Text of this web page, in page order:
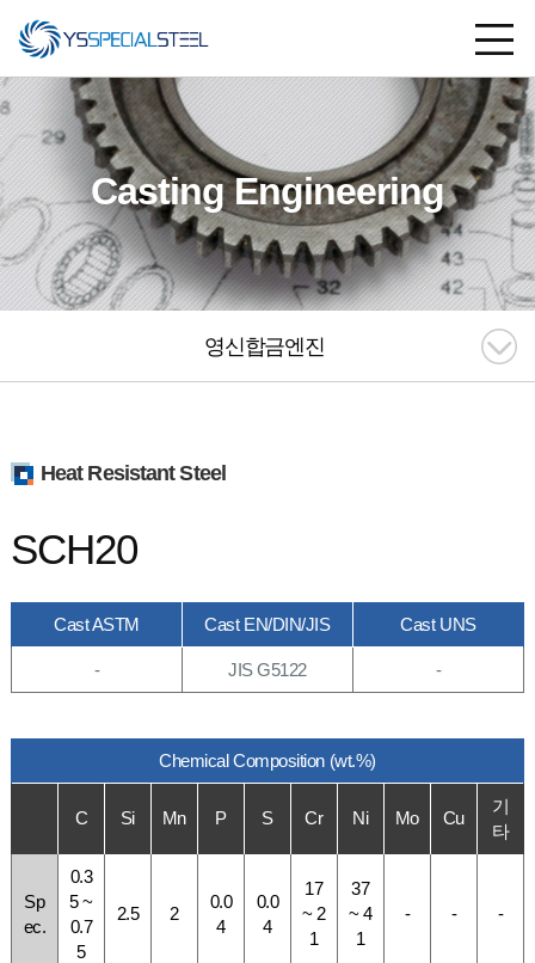
Casting Engineering
영신합금엔진
Heat Resistant Steel
SCH20
Cast ASTM Cast EN/DIN/JIS Cast UNS
- JIS G5122 -
Chemical Composition (wt.%)
C Si Mn P S Cr Ni Mo Cu
기
타
Sp
ec.
0.3
5 ~
0.7
5
2.5 2
0.0
4
0.0
4
17
~ 2
1
37
~ 4
1
- - -